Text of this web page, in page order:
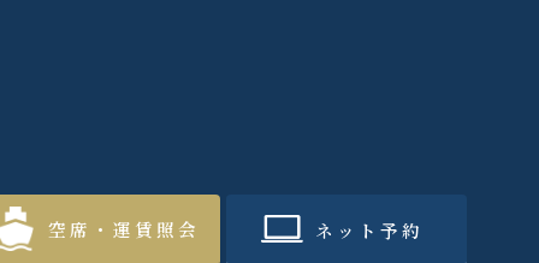
空席・運賃照会 ネット予約